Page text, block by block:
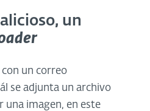
un
con un correo
se adjunta un archivo
una imagen, en este